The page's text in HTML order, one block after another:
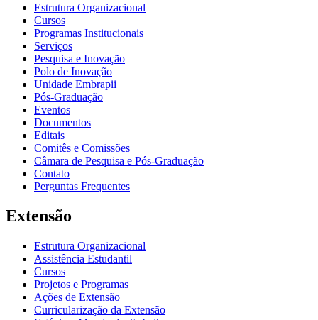
Estrutura Organizacional
Cursos
Programas Institucionais
Serviços
Pesquisa e Inovação
Polo de Inovação
Unidade Embrapii
Pós-Graduação
Eventos
Documentos
Editais
Comitês e Comissões
Câmara de Pesquisa e Pós-Graduação
Contato
Perguntas Frequentes
Extensão
Estrutura Organizacional
Assistência Estudantil
Cursos
Projetos e Programas
Ações de Extensão
Curricularização da Extensão